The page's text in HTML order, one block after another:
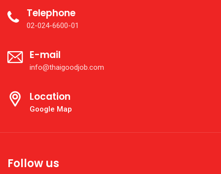
Telephone
02-024-6600-01
E-mail
info@thaigoodjob.com
Location
Google Map
Follow us